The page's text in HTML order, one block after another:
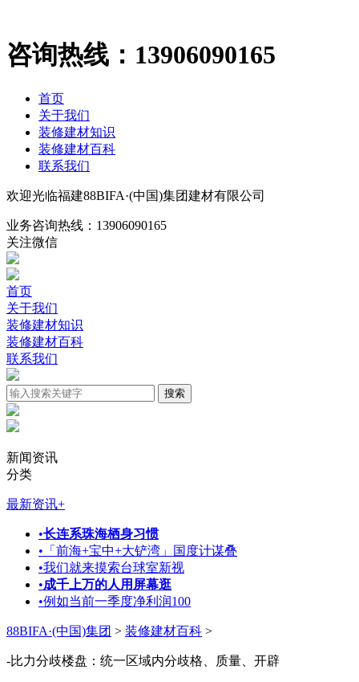
咨询热线： 13906090165
首页
关于我们
装修建材知识
装修建材百科
联系我们
欢迎光临福建88BIFA·(中国)集团建材有限公司
业务咨询热线： 13906090165
关注微信
首页
关于我们
装修建材知识
装修建材百科
联系我们
新闻资讯
分类
最新资讯+
•长连系珠海栖身习惯
• 「前海+宝中+大铲湾」国度计谋叠
•我们就来摸索台球室新视
•成千上万的人用屏幕逛
•例如当前一季度净利润100
88BIFA·(中国)集团 > 装修建材百科 >
-比力分歧楼盘：统一区域内分歧格、质量、开辟